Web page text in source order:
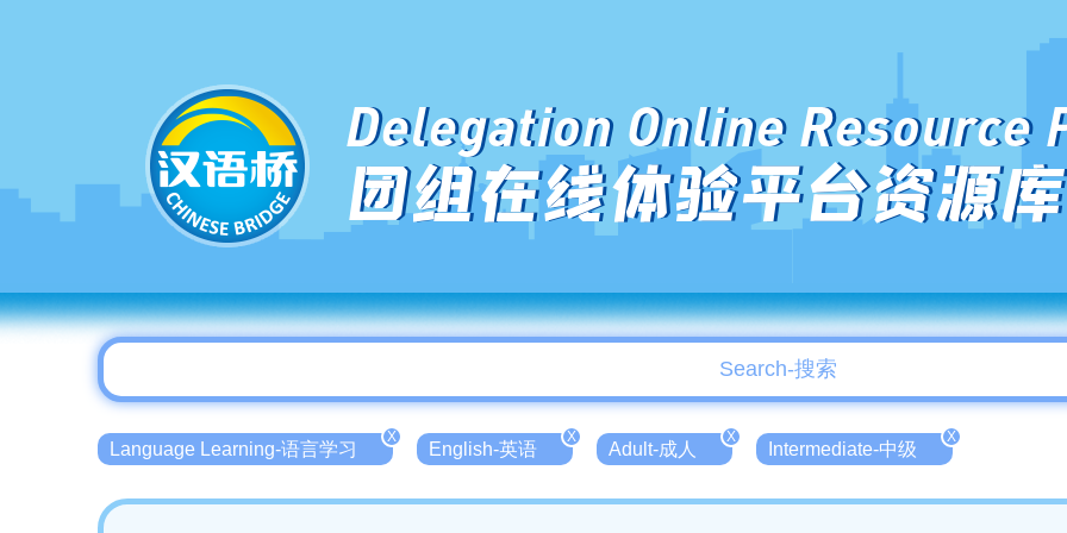
Delegation Online Resource
团组在线体验平台资源库
Language Learning-语言学习
X
English-英语
X
Adult-成人
X
Intermediate-中级
X